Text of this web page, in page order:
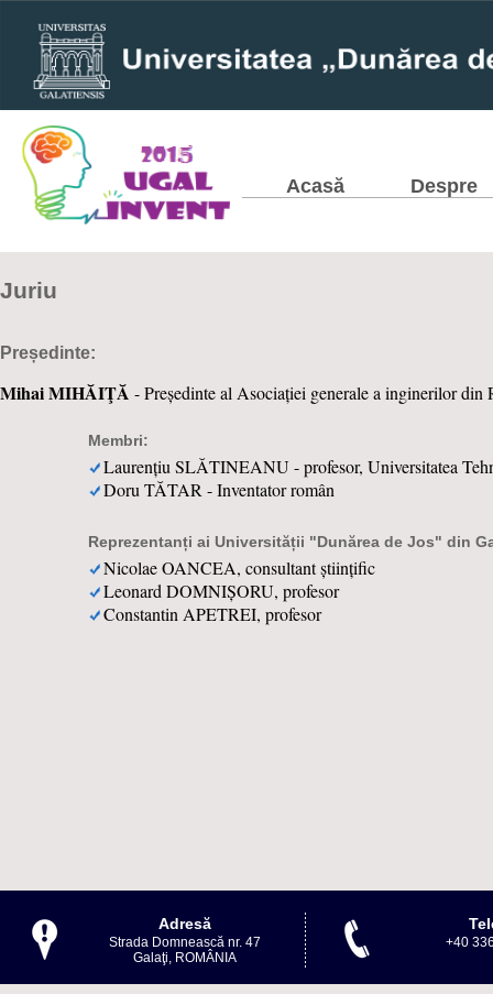
Acasă Despre
Juriu
Președinte:
Mihai MIHĂIŢĂ - Președinte al Asociației generale a inginerilor din
Membri:
Laurențiu SLĂTINEANU - profesor, Universitatea
Doru TĂTAR - Inventator român
Reprezentanți ai Universității "Dunărea de Jos" din
Nicolae OANCEA, consultant științific
Leonard DOMNIȘORU, profesor
Constantin APETREI, profesor